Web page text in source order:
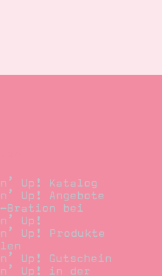
Up! Katalog
Up! Angebote
Bration bei
Up!
Up! Produkte
Up! Gutschein
Up! in der